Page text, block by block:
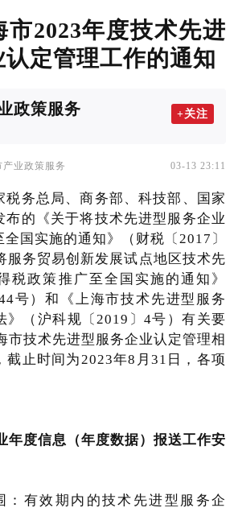
市2023年度技术先进
定管理工作的通知
政策服务 +关注
业政策服务 03-13 23:11
税务总局、商务部、科技部、国家
布的《关于将技术先进型服务企业
国实施的通知》（财税〔2017〕
服务贸易创新发展试点地区技术先
税政策推广至全国实施的通知》
号）和《上海市技术先进型服务
》（沪科规〔2019〕4号）有关要
市技术先进型服务企业认定管理相
截止时间为2023年8月31日，各项
年度信息（年度数据）报送工作安
：有效期内的技术先进型服务企